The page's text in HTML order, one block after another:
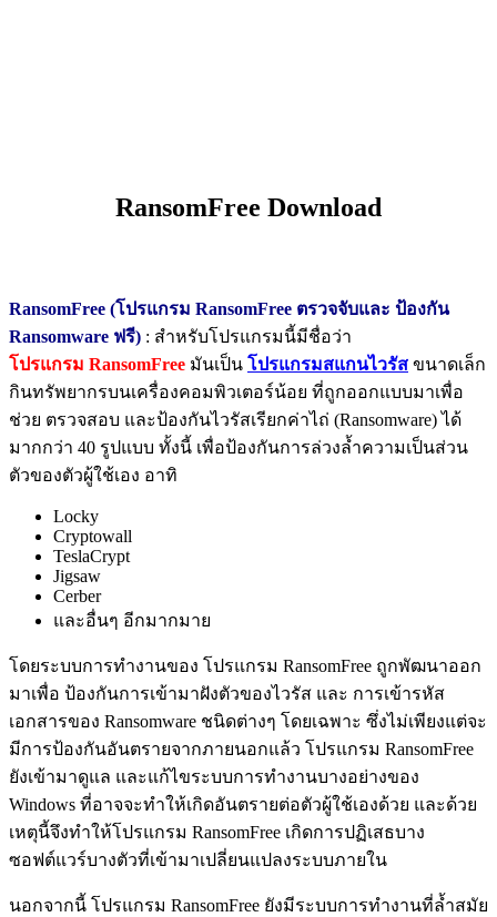
RansomFree Download
RansomFree (โปรแกรม RansomFree ตรวจจับและ ป้องกัน
Ransomware ฟรี) : สำหรับโปรแกรมนี้มีชื่อว่า
โปรแกรม RansomFree มันเป็น โปรแกรมสแกนไวรัส ขนาดเล็ก
กินทรัพยากรบนเครื่องคอมพิวเตอร์น้อย ที่ถูกออกแบบมาเพื่อ
ช่วย ตรวจสอบ และป้องกันไวรัสเรียกค่าไถ่ (Ransomware) ได้
มากกว่า 40 รูปแบบ ทั้งนี้ เพื่อป้องกันการล่วงล้ำความเป็นส่วน
ตัวของตัวผู้ใช้เอง อาทิ
Locky
Cryptowall
TeslaCrypt
Jigsaw
Cerber
และอื่นๆ อีกมากมาย
โดยระบบการทำงานของ โปรแกรม RansomFree ถูกพัฒนาออก
มาเพื่อ ป้องกันการเข้ามาฝังตัวของไวรัส และ การเข้ารหัส
เอกสารของ Ransomware ชนิดต่างๆ โดยเฉพาะ ซึ่งไม่เพียงแต่จะ
มีการป้องกันอันตรายจากภายนอกแล้ว โปรแกรม RansomFree
ยังเข้ามาดูแล และแก้ไขระบบการทำงานบางอย่างของ
Windows ที่อาจจะทำให้เกิดอันตรายต่อตัวผู้ใช้เองด้วย และด้วย
เหตุนี้จึงทำให้โปรแกรม RansomFree เกิดการปฏิเสธบาง
ซอฟต์แวร์บางตัวที่เข้ามาเปลี่ยนแปลงระบบภายใน
นอกจากนี้ โปรแกรม RansomFree ยังมีระบบการทำงานที่ล้ำสมัย